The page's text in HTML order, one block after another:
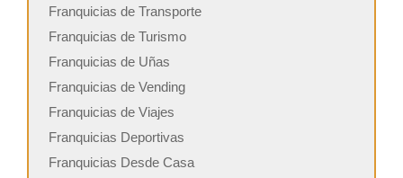
Franquicias de Transporte
Franquicias de Turismo
Franquicias de Uñas
Franquicias de Vending
Franquicias de Viajes
Franquicias Deportivas
Franquicias Desde Casa